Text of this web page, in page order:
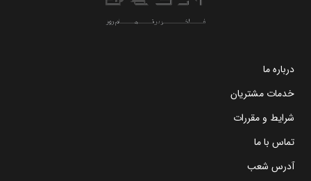
درباره ما
خدمات مشتریان
شرایط و مقررات
تماس با ما
آدرس شعب